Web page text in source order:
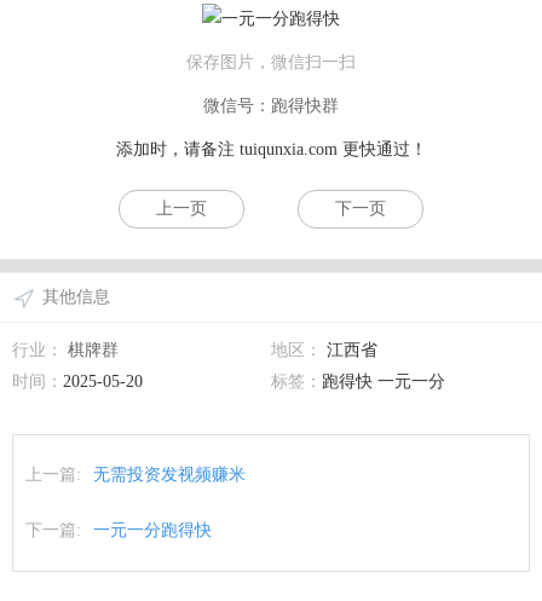
保存图片，微信扫一扫
微信号：跑得快群
添加时，请备注 tuiqunxia.com更快通过！
上一页 下一页
其他信息
行业： 棋牌群 地区：
江西省
时间： 2025-05-20 标签： 跑得快 一元一分
上一篇: 无需投资发视频赚米
下一篇: 一元一分跑得快